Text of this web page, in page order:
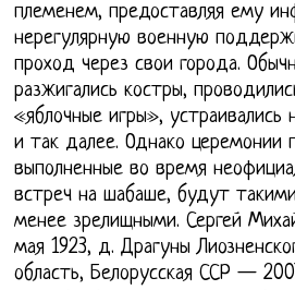
племенем, предоставляя ему
нерегулярную военную
проход через свои города.
разжигались костры,
«яблочные игры», устраивались
и так далее. Однако церемонии
выполненные во время
встреч на шабаше, будут
менее зрелищными. Сергей
мая 1923, д. Драгуны
область, Белорусская ССР —